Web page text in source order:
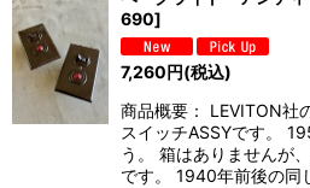
690]
7,260円(税込)
商品概要： LEVITON社
スイッチASSYです。
う。 箱はありませんが
です。 1940年前後の同